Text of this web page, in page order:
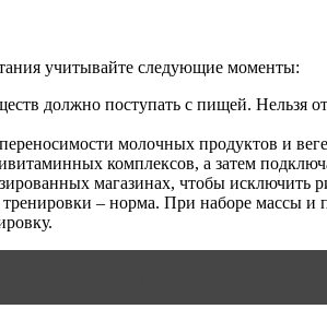
учитывайте следующие моменты:
должно поступать с пищей. Нельзя
молочных продуктов и
комплексов, а затем
магазинах, чтобы исключить
тренировки – норма. При наборе массы